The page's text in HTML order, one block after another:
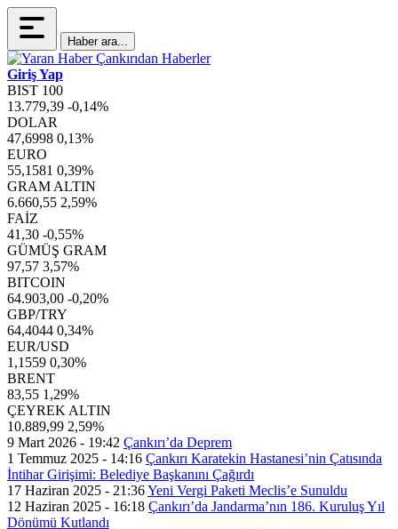
Haber ara...
Giriş Yap
BIST 100
13.779,39 -0,14%
DOLAR
47,6998 0,13%
EURO
55,1581 0,39%
GRAM ALTIN
6.660,55 2,59%
FAİZ
41,30 -0,55%
GÜMÜŞ GRAM
97,57 3,57%
BITCOIN
64.903,00 -0,20%
GBP/TRY
64,4044 0,34%
EUR/USD
1,1559 0,30%
BRENT
83,55 1,29%
ÇEYREK ALTIN
10.889,99 2,59%
9 Mart 2026 - 19:42 Çankırı’da Deprem
1 Temmuz 2025 - 14:16 Çankırı Karatekin Hastanesi’nin Çatısında
İntihar Girişimi: Belediye Başkanını Çağırdı
17 Haziran 2025 - 21:36Yeni Vergi Paketi Meclis’e Sunuldu
12 Haziran 2025 - 16:18 Çankırı’da Jandarma’nın 186. Kuruluş Yıl
Dönümü Kutlandı